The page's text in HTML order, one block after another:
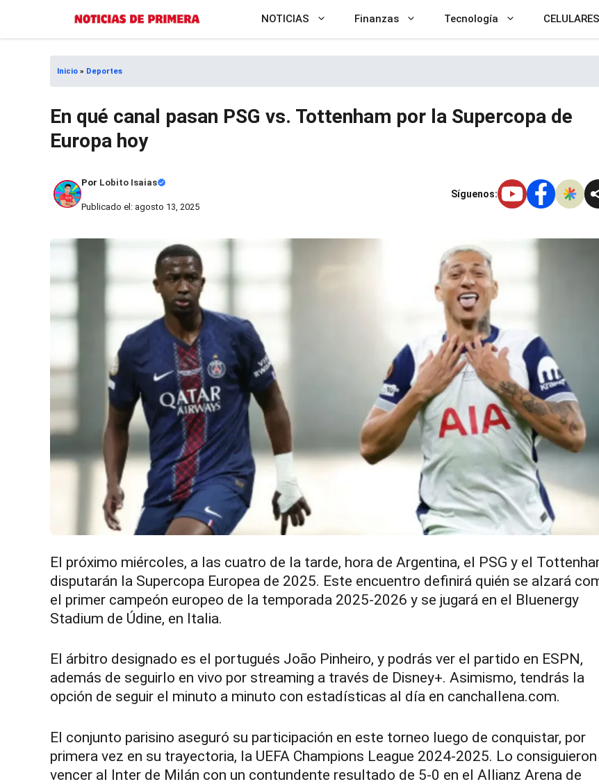
al
contenido
NOTICIAS Finanzas Tecnología CELULARES
Inicio » Deportes
En qué canal pasan PSG vs. Tottenham por la Supercopa de
Europa hoy
Por Lobito Isaias
Publicado el: agosto 13, 2025
Síguenos:
El próximo miércoles, a las cuatro de la tarde, hora de Argentina, el PSG y el
disputarán la Supercopa Europea de 2025. Este encuentro definirá quién se alzará
el primer campeón europeo de la temporada 2025-2026 y se jugará en el Bluenergy
Stadium de Údine, en Italia.
El árbitro designado es el portugués João Pinheiro, y podrás ver el partido en ESPN,
además de seguirlo en vivo por streaming a través de Disney+. Asimismo, tendrás la
opción de seguir el minuto a minuto con estadísticas al día en canchallena.com.
El conjunto parisino aseguró su participación en este torneo luego de conquistar, por
primera vez en su trayectoria, la UEFA Champions League 2024-2025. Lo consiguieron
vencer al Inter de Milán con un contundente resultado de 5-0 en el Allianz Arena de